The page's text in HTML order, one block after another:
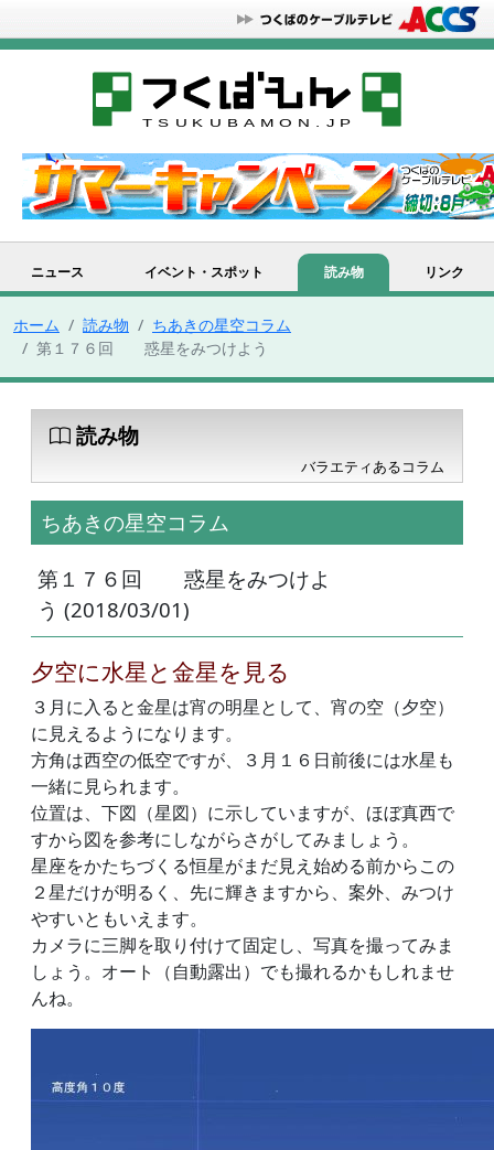
ニュース イベント・スポット 読み物 リンク
ホーム 読み物
ちあきの星空コラム
第１７６回 惑星をみつけよう
読み物
バラエティあるコラム
ちあきの星空コラム
第１７６回 惑星をみつけよ
う (2018/03/01)
夕空に水星と金星を見る
３月に入ると金星は宵の明星として、宵の空（夕空）
に見えるようになります。
方角は西空の低空ですが、３月１６日前後には水星も
一緒に見られます。
位置は、下図（星図）に示していますが、ほぼ真西で
すから図を参考にしながらさがしてみましょう。
星座をかたちづくる恒星がまだ見え始める前からこの
２星だけが明るく、先に輝きますから、案外、みつけ
やすいともいえます。
カメラに三脚を取り付けて固定し、写真を撮ってみま
しょう。オート（自動露出）でも撮れるかもしれませ
んね。